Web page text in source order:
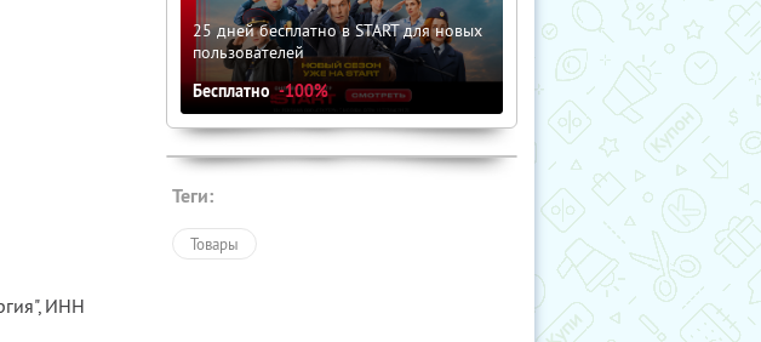
ИНН
25 дней бесплатно в START для новых
пользователей
Бесплатно -100%
Теги:
Товары